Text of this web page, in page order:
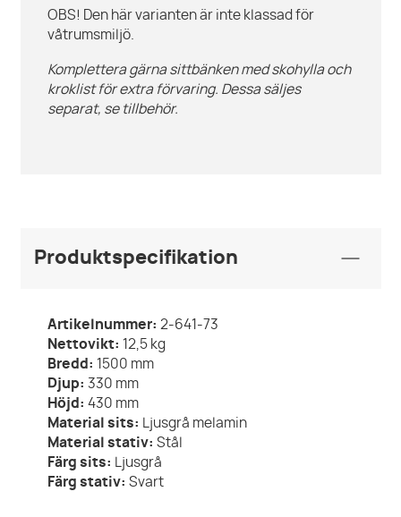
OBS! Den här varianten är inte klassad för
våtrumsmiljö.
Komplettera gärna sittbänken med skohylla och
kroklist för extra förvaring. Dessa säljes
separat, se tillbehör.
Produktspecifikation
Artikelnummer: 2-641-73
Nettovikt: 12,5 kg
Bredd: 1500 mm
Djup: 330 mm
Höjd: 430 mm
Material sits: Ljusgrå melamin
Material stativ: Stål
Färg sits: Ljusgrå
Färg stativ: Svart